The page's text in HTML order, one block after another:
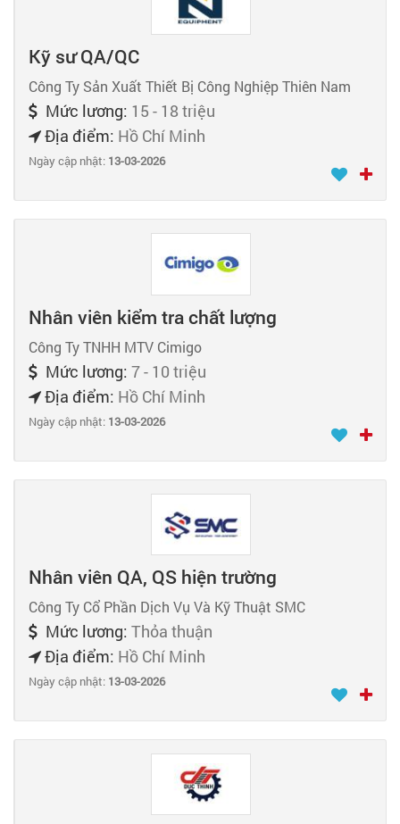
Kỹ sư QA/QC
Công Ty Sản Xuất Thiết Bị Công Nghiệp Thiên Nam
Mức lương: 15 - 18 triệu
Địa điểm: Hồ Chí Minh
Ngày cập nhật: 13-03-2026
Nhân viên kiểm tra chất lượng
Công Ty TNHH MTV Cimigo
Mức lương: 7 - 10 triệu
Địa điểm: Hồ Chí Minh
Ngày cập nhật: 13-03-2026
Nhân viên QA, QS hiện trường
Công Ty Cổ Phần Dịch Vụ Và Kỹ Thuật SMC
Mức lương: Thỏa thuận
Địa điểm: Hồ Chí Minh
Ngày cập nhật: 13-03-2026